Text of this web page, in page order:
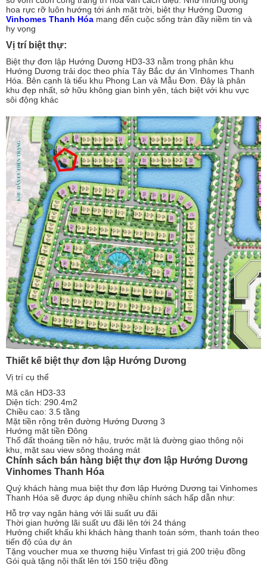
hoa rực rỡ luôn hướng tới ánh mặt trời, biệt thự Hướng Dương
Vinhomes Thanh Hóa mang đến cuộc sống tràn đầy niềm tin và
hy vọng
Vị trí biệt thự:
Biệt thự đơn lập Hướng Dương HD3-33 nằm trong phân khu
Hướng Dương trải dọc theo phía Tây Bắc dự án VInhomes Thanh
Hóa. Bên cạnh là tiểu khu Phong Lan và Mẫu Đơn. Đây là phân
khu đẹp nhất, sở hữu không gian bình yên, tách biệt với khu vực
sôi động khác
Thiết kế biệt thự đơn lập Hướng Dương
Vị trí cụ thể
Mã căn HD3-33
Diện tích: 290.4m2
Chiều cao: 3.5 tầng
Mặt tiền rộng trên đường Hướng Dương 3
Hướng mặt tiền Đông
Thổ đất thoáng tiền nở hậu, trước mặt là đường giao thông nội
khu, mặt sau view sông thoáng mát
Chính sách bán hàng biệt thự đơn lập Hướng Dương
Vinhomes Thanh Hóa
Quý khách hàng mua biệt thự đơn lập Hướng Dương tại Vinhomes
Thanh Hóa sẽ được áp dụng nhiều chính sách hấp dẫn như:
Hỗ trợ vay ngân hàng với lãi suất ưu đãi
Thời gian hưởng lãi suất ưu đãi lên tới 24 tháng
Hưởng chiết khấu khi khách hàng thanh toán sớm, thanh toán theo
tiến độ của dự án
Tặng voucher mua xe thương hiệu Vinfast trị giá 200 triệu đồng
Gói quà tặng nội thất lên tới 150 triệu đồng